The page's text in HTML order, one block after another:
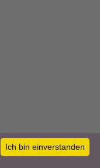
Ich bin einverstanden